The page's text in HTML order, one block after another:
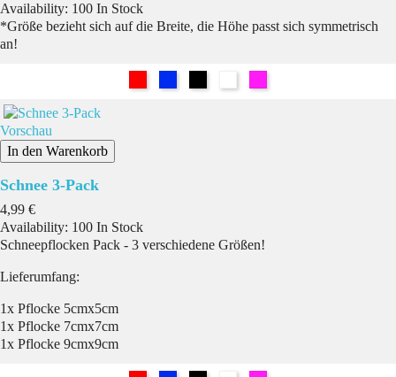
Availability: 100 In Stock
*Größe bezieht sich auf die Breite, die Höhe passt sich symmetrisch
an!
Vorschau
In den Warenkorb
Schnee 3-Pack
Preis
4,99 €
Availability: 100 In Stock
Schneepflocken Pack - 3 verschiedene Größen!
Lieferumfang:
1x Pflocke 5cmx5cm
1x Pflocke 7cmx7cm
1x Pflocke 9cmx9cm